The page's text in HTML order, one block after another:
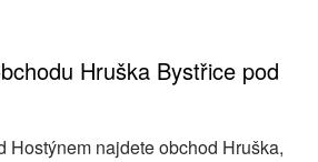
Hruška Bystřice pod
Hostýnem najdete obchod Hruška,